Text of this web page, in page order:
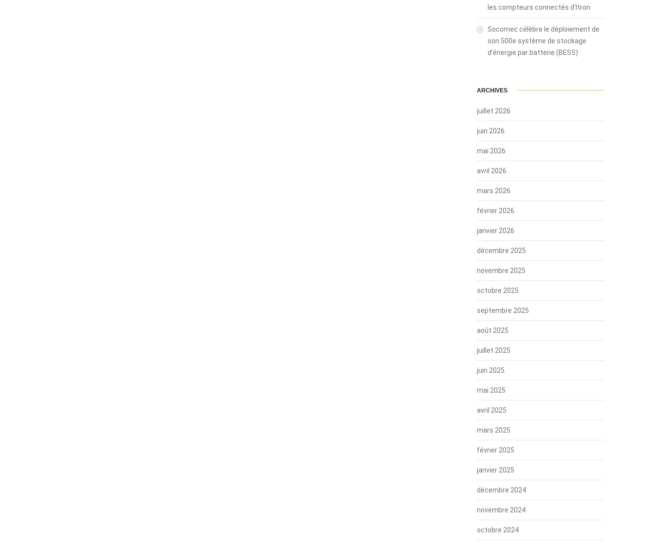
les compteurs connectés d’Itron
Socomec célèbre le déploiement de
son 500e système de stockage
d’énergie par batterie (BESS)
ARCHIVES
juillet 2026
juin 2026
mai 2026
avril 2026
mars 2026
février 2026
janvier 2026
décembre 2025
novembre 2025
octobre 2025
septembre 2025
août 2025
juillet 2025
juin 2025
mai 2025
avril 2025
mars 2025
février 2025
janvier 2025
décembre 2024
novembre 2024
octobre 2024